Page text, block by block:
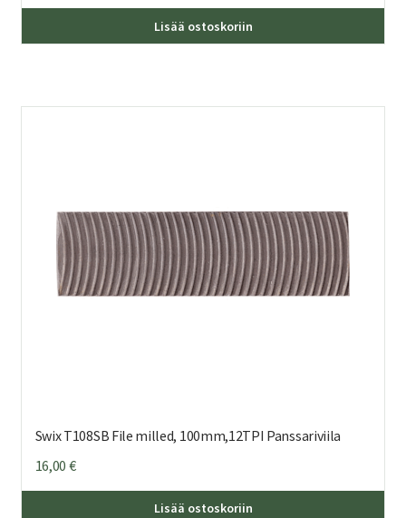
Lisää ostoskoriin
Swix T108SB File milled, 100mm,12TPI Panssariviila
16,00 €
Lisää ostoskoriin